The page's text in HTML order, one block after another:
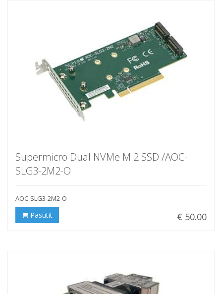
Supermicro Dual NVMe M.2 SSD /AOC-
SLG3-2M2-O
AOC-SLG3-2M2-O
€ 50.00
Pasūtīt